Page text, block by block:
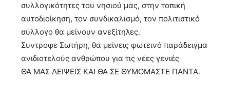
συλλογικότητες του νησιού μας, στην τοπική
αυτοδιοίκηση, τον συνδικαλισμό, τον πολιτιστικό
σύλλογο θα μείνουν ανεξίτηλες.
Σύντροφε Σωτήρη, θα μείνεις φωτεινό παράδειγμα
ανιδιοτελούς ανθρώπου για τις νέες γενιές
ΘΑ ΜΑΣ ΛΕΙΨΕΙΣ ΚΑΙ ΘΑ ΣΕ ΘΥΜΟΜΑΣΤΕ ΠΑΝΤΑ.